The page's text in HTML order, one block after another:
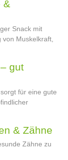
&
Snack mit
Muskelkraft,
gut
für eine gute
& Zähne
Zähne zu